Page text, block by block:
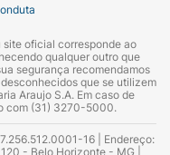
site oficial corresponde ao
qualquer outro que
segurança recomendamos
que se utilizem
Araujo S.A. Em caso de
com (31) 3270-5000.
16 | Endereço:
- Belo Horizonte - MG |